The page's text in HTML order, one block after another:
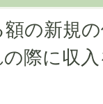
の新規
際に収